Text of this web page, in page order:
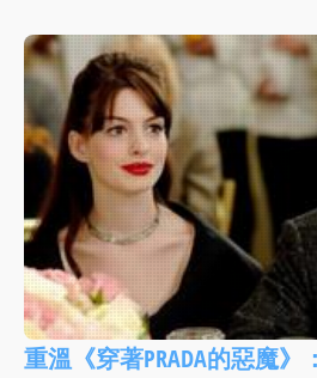
重溫《穿著PRADA的惡魔